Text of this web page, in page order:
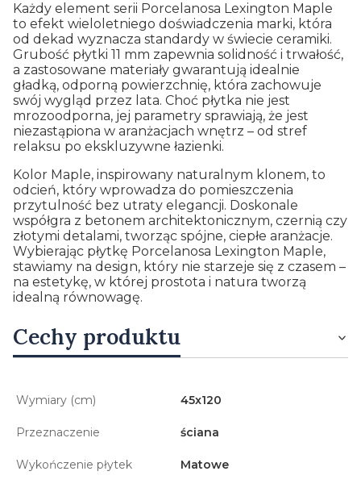
Każdy element serii Porcelanosa Lexington Maple
to efekt wieloletniego doświadczenia marki, która
od dekad wyznacza standardy w świecie ceramiki.
Grubość płytki 11 mm zapewnia solidność i trwałość,
a zastosowane materiały gwarantują idealnie
gładką, odporną powierzchnię, która zachowuje
swój wygląd przez lata. Choć płytka nie jest
mrozoodporna, jej parametry sprawiają, że jest
niezastąpiona w aranżacjach wnętrz – od stref
relaksu po ekskluzywne łazienki.
Kolor Maple, inspirowany naturalnym klonem, to
odcień, który wprowadza do pomieszczenia
przytulność bez utraty elegancji. Doskonale
współgra z betonem architektonicznym, czernią czy
złotymi detalami, tworząc spójne, ciepłe aranżacje.
Wybierając płytkę Porcelanosa Lexington Maple,
stawiamy na design, który nie starzeje się z czasem –
na estetykę, w której prostota i natura tworzą
idealną równowagę.
Cechy produktu
Wymiary (cm) 45x120
Przeznaczenie ściana
Wykończenie płytek Matowe